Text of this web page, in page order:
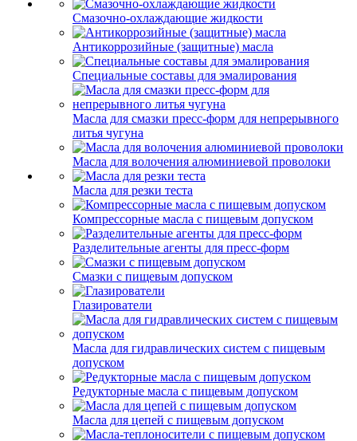
Смазочно-охлаждающие жидкости
Антикоррозийные (защитные) масла
Специальные составы для эмалирования
Масла для смазки пресс-форм для непрерывного
литья чугуна
Масла для волочения алюминиевой проволоки
Масла для резки теста
Компрессорные масла с пищевым допуском
Разделительные агенты для пресс-форм
Смазки с пищевым допуском
Глазирователи
Масла для гидравлических систем с пищевым
допуском
Редукторные масла с пищевым допуском
Масла для цепей с пищевым допуском